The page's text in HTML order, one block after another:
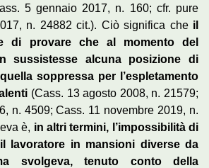
5 gennaio 2017, n. 160; cfr. pure
n. 24882 cit.). Ciò significa che il
di provare che al momento del
sussistesse alcuna posizione di
soppressa per l’espletamento
(Cass. 13 agosto 2008, n. 21579;
n. 4509; Cass. 11 novembre 2019, n.
è, in altri termini, l’impossibilità di
lavoratore in mansioni diverse da
svolgeva, tenuto conto della